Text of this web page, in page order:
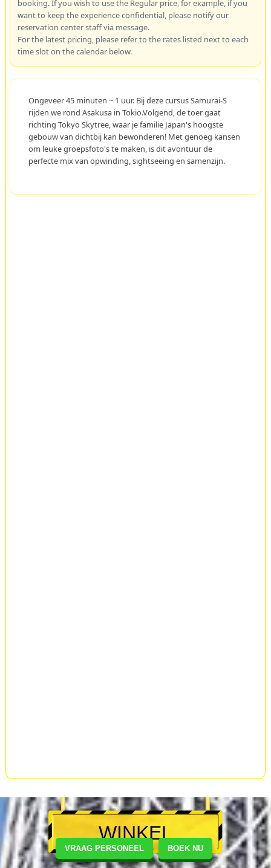
VRAAG PERSONEEL BOEK NU
booking. If you wish to use the Regular price, for example, if you
want to keep the experience confidential, please notify our
reservation center staff via message.
For the latest pricing, please refer to the rates listed next to each
time slot on the calendar below.
Ongeveer 45 minuten ~ 1 uur. Bij deze cursus Samurai-S
rijden we rond Asakusa in Tokio.Volgend, de toer gaat
richting Tokyo Skytree, waar je familie Japan's hoogste
gebouw van dichtbij kan bewonderen! Met genoeg kansen
om leuke groepsfoto's te maken, is dit avontuur de
perfecte mix van opwinding, sightseeing en samenzijn.
WINKEL